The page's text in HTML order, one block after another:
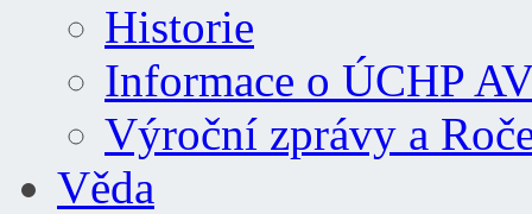
Historie
Informace o ÚCHP
Výroční zprávy a
Věda